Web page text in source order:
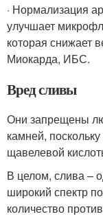
· Нормализация
улучшает
которая снижает
Миокарда, ИБС.
Вред сливы
Они запрещены
камней,
щавелевой
В целом, слива –
широкий спектр
количество